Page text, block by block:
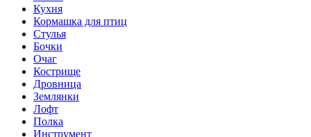
Кухня
Кормашка для птиц
Стулья
Бочки
Очаг
Кострище
Дровница
Землянки
Лофт
Полка
Инструмент